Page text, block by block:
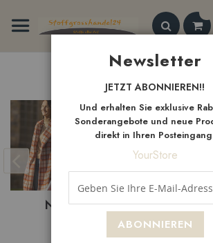
Inhalt
springen
Search
NeueArtikel
BEKLEIDUNGSTOFFE
Newsletter
JETZT ABONNIEREN!!
Und erhalten Sie exklusive
Sonderangebote und neue
direkt in Ihren
YourStore
ABONNIEREN